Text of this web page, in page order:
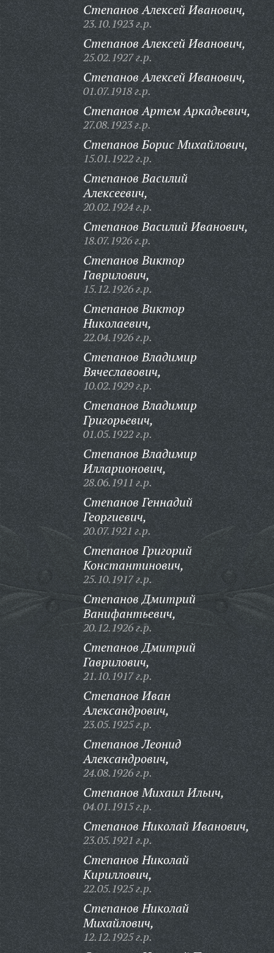
Степанов Алексей Иванович,
23.10.1923 г.р.
Степанов Алексей Иванович,
25.02.1927 г.р.
Степанов Алексей Иванович,
01.07.1918 г.р.
Степанов Артем Аркадьевич,
27.08.1923 г.р.
Степанов Борис Михайлович,
15.01.1922 г.р.
Степанов Василий
Алексеевич,
20.02.1924 г.р.
Степанов Василий Иванович,
18.07.1926 г.р.
Степанов Виктор
Гаврилович,
15.12.1926 г.р.
Степанов Виктор
Николаевич,
22.04.1926 г.р.
Степанов Владимир
Вячеславович,
10.02.1929 г.р.
Степанов Владимир
Григорьевич,
01.05.1922 г.р.
Степанов Владимир
Илларионович,
28.06.1911 г.р.
Степанов Геннадий
Георгиевич,
20.07.1921 г.р.
Степанов Григорий
Константинович,
25.10.1917 г.р.
Степанов Дмитрий
Ванифантьевич,
20.12.1926 г.р.
Степанов Дмитрий
Гаврилович,
21.10.1917 г.р.
Степанов Иван
Александрович,
23.05.1925 г.р.
Степанов Леонид
Александрович,
24.08.1926 г.р.
Степанов Михаил Ильич,
04.01.1915 г.р.
Степанов Николай Иванович,
23.05.1921 г.р.
Степанов Николай
Кириллович,
22.05.1925 г.р.
Степанов Николай
Михайлович,
12.12.1925 г.р.